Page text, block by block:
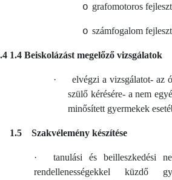
o grafomotoros
o számfogalom
1.4 Beiskolázást megelőző vizsgálatok
·
elvégzi a vizsgálatot- az
szülő kérésére- a nem
minősített gyermekek
1.5 Szakvélemény készítése
·
tanulási és beilleszkedési
rendellenességekkel küzdő